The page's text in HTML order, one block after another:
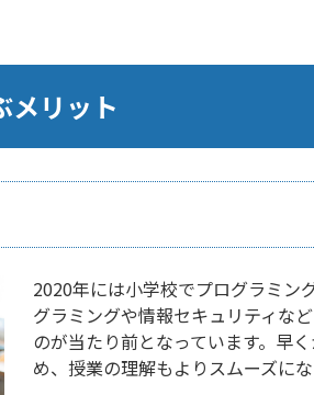
メリット
2020年には小学校でプログラミン
グラミングや情報セキュリティな
のが当たり前となっています。早
め、授業の理解もよりスムーズにな